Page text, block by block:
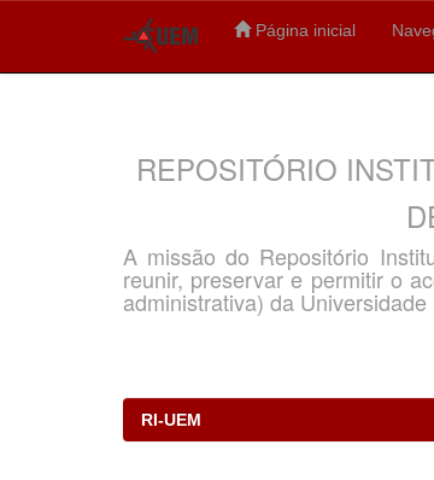
Página inicial
REPOSITÓRIO
A missão do Repositório
reunir, preservar e permitir o
administrativa) da
RI-UEM